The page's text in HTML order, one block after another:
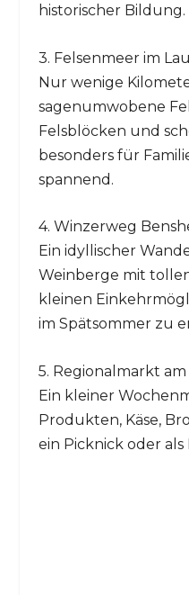
historischer Bildung.
3. Felsenmeer im
Nur wenige
sagenumwobene
Felsblöcken und
besonders für
spannend.
4. Winzerweg
Ein idyllischer
Weinberge mit
kleinen
im Spätsommer zu
5. Regionalmarkt
Ein kleiner
Produkten, Käse,
ein Picknick oder